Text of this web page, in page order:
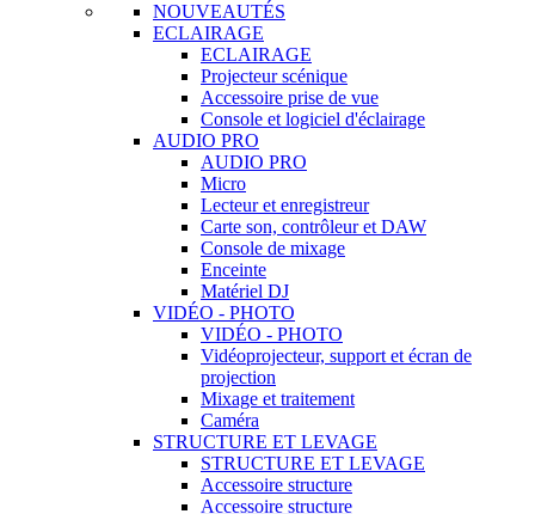
NOUVEAUTÉS
ECLAIRAGE
ECLAIRAGE
Projecteur scénique
Accessoire prise de vue
Console et logiciel d'éclairage
AUDIO PRO
AUDIO PRO
Micro
Lecteur et enregistreur
Carte son, contrôleur et DAW
Console de mixage
Enceinte
Matériel DJ
VIDÉO - PHOTO
VIDÉO - PHOTO
Vidéoprojecteur, support et écran de
projection
Mixage et traitement
Caméra
STRUCTURE ET LEVAGE
STRUCTURE ET LEVAGE
Accessoire structure
Accessoire structure